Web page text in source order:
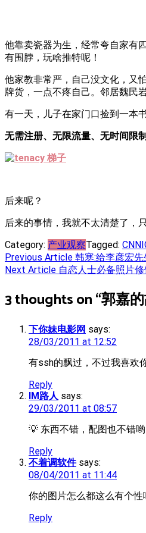
他靠卖瓷器为生，经常夸自家有
有围脖，玩啥推特呢！
他家教非常严，自己没文化，又
牌货，一点不疼自己。邻居魏民
有一天，儿子在家门口捡到一本
无需注册、无限流量、无时间限
后来呢？
后来的事情，我就不太清楚了，
Category: 产业观察Tagged:
Post
Previous Article 韩寒:给李彦宏
Next Article 自恋人士必备照片
3 thoughts on “郭嘉
下你妹电影网 says:
28/03/2011 at 12:52
有ssh的飘过，不过我喜欢
Reply
IM路人 says:
29/03/2011 at 08:57
💡 东西不错，配图也不错
Reply
不着调软件 says:
08/04/2011 at 11:44
你的图片怎么都这么有个性
Reply